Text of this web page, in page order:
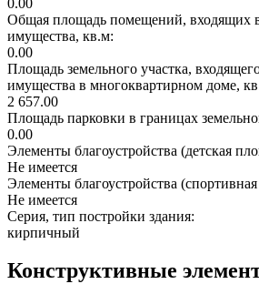
Общая площадь помещений, входящих
имущества, кв.м:
0.00
Площадь земельного участка,
имущества в многоквартирном доме,
2 657.00
Площадь парковки в границах
0.00
Элементы благоустройства (детская
Не имеется
Элементы благоустройства
Не имеется
Серия, тип постройки здания:
кирпичный
Конструктивные